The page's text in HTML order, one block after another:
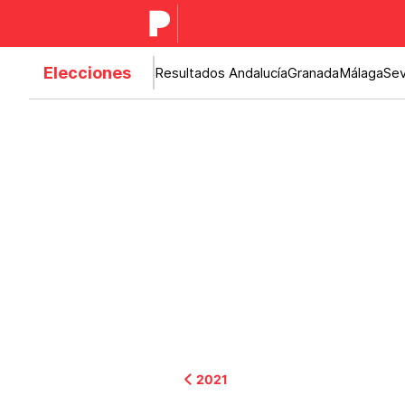
Elecciones Resultados AndalucíaGranadaMálaga
2021